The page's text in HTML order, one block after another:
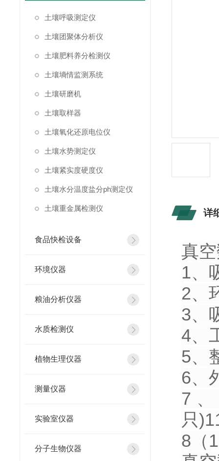
土壤呼吸测定仪
土壤团聚体分析仪
土壤肥料养分检测仪
土壤墒情监测系统
土壤研磨机
土壤取样器
土壤氧化还原电位仪
土壤水势测定仪
土壤紧实度硬度仪
土壤水分温度盐分ph测定仪
土壤重金属检测仪
食品快检设备
环境仪器
粮油分析仪器
水质检测仪
植物生理仪器
测量仪器
实验室仪器
分子生物仪器
详
真
1
2、
3
4、
5
6、
7
只
8（